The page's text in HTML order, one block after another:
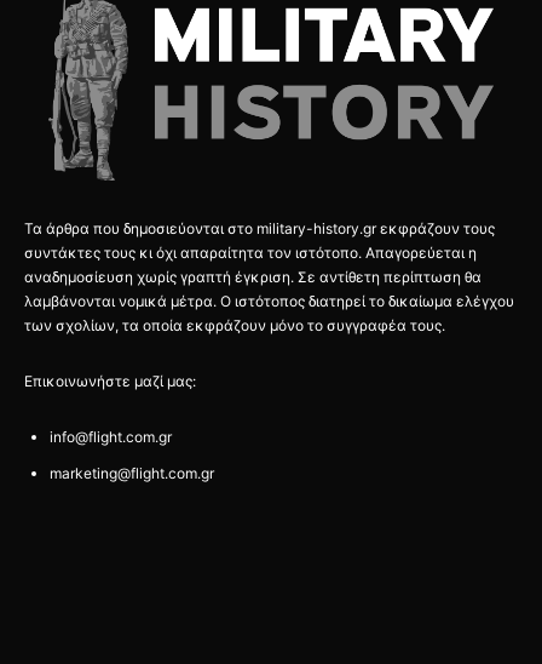
Τα άρθρα που δημοσιεύονται στο military-history.gr εκφράζουν τους
συντάκτες τους κι όχι απαραίτητα τον ιστότοπο. Απαγορεύεται η
αναδημοσίευση χωρίς γραπτή έγκριση. Σε αντίθετη περίπτωση θα
λαμβάνονται νομικά μέτρα. Ο ιστότοπος διατηρεί το δικαίωμα ελέγχου
των σχολίων, τα οποία εκφράζουν μόνο το συγγραφέα τους.
Επικοινωνήστε μαζί μας:
info@flight.com.gr
marketing@flight.com.gr